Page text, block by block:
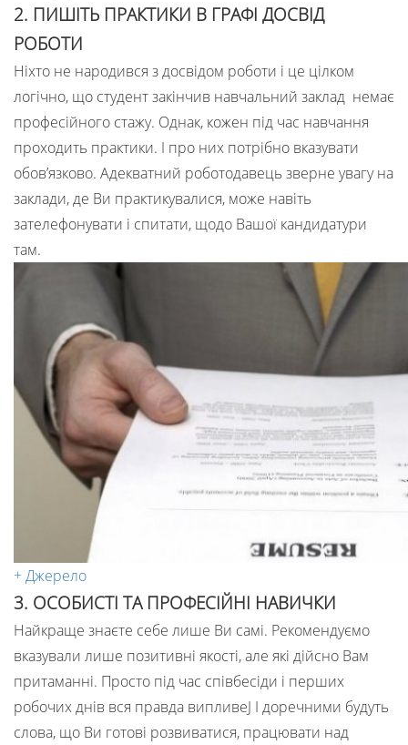
2. ПИШІТЬ ПРАКТИКИ В ГРАФІ ДОСВІД
РОБОТИ
Ніхто не народився з досвідом роботи і це цілком
логічно, що студент закінчив навчальний заклад немає
професійного стажу. Однак, кожен під час навчання
проходить практики. І про них потрібно вказувати
обов’язково. Адекватний роботодавець зверне увагу на
заклади, де Ви практикувалися, може навіть
зателефонувати і спитати, щодо Вашої кандидатури
там.
+ Джерело
3. ОСОБИСТІ ТА ПРОФЕСІЙНІ НАВИЧКИ
Найкраще знаєте себе лише Ви самі. Рекомендуємо
вказували лише позитивні якості, але які дійсно Вам
притаманні. Просто під час співбесіди і перших
робочих днів вся правда випливеJ І доречними будуть
слова, що Ви готові розвиватися, працювати над